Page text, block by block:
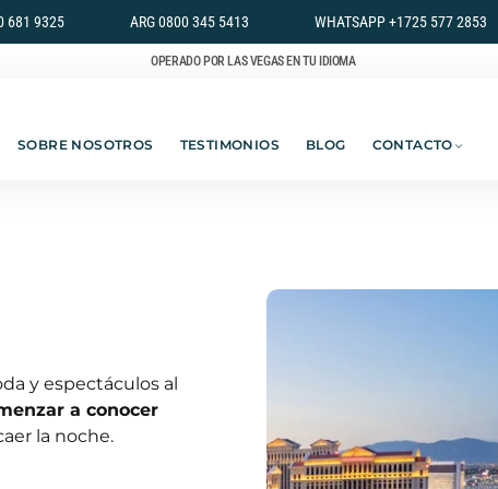
681 9325 ARG 0800 345 5413 WHATSAPP +1725 577 2853
OPERADO POR LAS VEGAS EN TU IDIOMA
SOBRE NOSOTROS TESTIMONIOS BLOG CONTACTO
y espectáculos al
a conocer
la noche.